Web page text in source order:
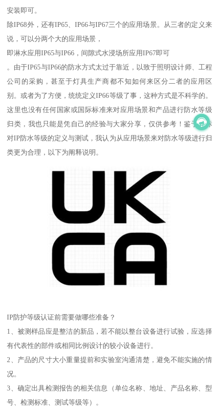
安装即可。
除IP68外，还有IP65、IP66与IP67三个的应用场景。从三者的定义来
说，可以分两个大的应用场景，
即淋水应用IP65与IP66，间隙式水浸场所应用IP67即可
。由于IP65与IP66的防水方式太过于靠近，以致于照明设计师、工程
公司的采购，甚至于灯具生产商都不知如何来区分二者的应用区
别。或者为了方便，统统定义IP66等级了事，这种方式是不科学的。
这里也没有任何国家或国际标准来对应用场景和产品进行防水等级
归类，我也只能是凭自己的经验与大家分享，仅供参考！鉴于国标
对IP防水等级的定义与测试，我认为从应用场景来对防水等级进行归
类更为合理，以下为阐释说明。
IP防护等级认证前需要做哪些准备？
1、被测样品应是整洁的新品，若不能以整台设备进行试验，应选择
有代表性的部件或相同比例设计的较小设备进行。
2、产品的尺寸大小重量提前和实验室沟通清楚，避免不能实施的情
况。
3、确定出具检测报告的相关信息（单位名称、地址、产品名称、型
号、检测标准、测试等级等）。